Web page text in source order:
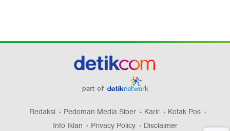
part of
Redaksi Pedoman Media Siber Karir
Kotak Pos
Info Iklan
Privacy Policy Disclaimer